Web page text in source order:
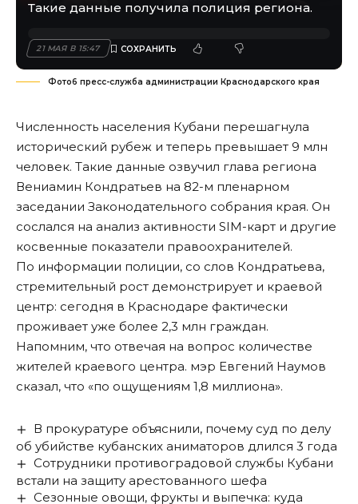
Такие данные получила полиция региона.
21 МАЯ В 15:47
Фото6 пресс-служба администрации Краснодарского края
Численность населения Кубани перешагнула
исторический рубеж и теперь превышает 9 млн
человек. Такие данные озвучил глава региона
Вениамин Кондратьев на 82-м пленарном
заседании Законодательного собрания края. Он
сослался на анализ активности SIM-карт и другие
косвенные показатели правоохранителей.
По информации полиции, со слов Кондратьева,
стремительный рост демонстрирует и краевой
центр: сегодня в Краснодаре фактически
проживает уже более 2,3 млн граждан.
Напомним, что отвечая на вопрос количестве
жителей краевого центра. мэр Евгений Наумов
сказал, что «по ощущениям 1,8 миллиона».
В прокуратуре объяснили, почему суд по делу
об убийстве кубанских аниматоров длился 3 года
Сотрудники противоградовой службы Кубани
встали на защиту арестованного шефа
Сезонные овощи, фрукты и выпечка: куда